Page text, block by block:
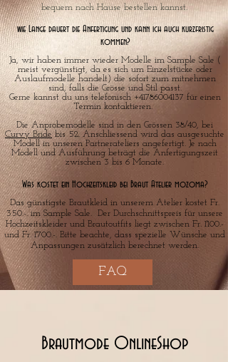
bequem nach Hause bestellen kannst.
wie Lange dauert die Anfertigung und kann ich auch kurzfristig
kommen?
Ja, wir haben immer wieder Modelle im Sample Sale (
meist vergünstigt, da es sich um Einzelstücke oder
Auslaufmodelle handelt) die sofort zum mitnehmen
sind, falls die Grösse und Stil passt.
Gerne kannst du uns telefonisch +41786004137 für einen
Termin kontaktieren.
Die Anprobemodelle sind in den Grössen 38/40, bei
Curvy Bridebis 52. Anschliessend wird das ausgesuchte
Modell in unseren Partnerateliers angefertigt. Je nach
Modell und Ausführung beträgt die Anfertigungszeit
zwischen 3 bis 6 Monate.
Was kostet ein Hochzeitskleid bei Braut Atelier mozoma?
Das günstigste Brautkleid in unserem Atelier kostet Fr.
350.-. im Sample Sale. Der Durchschnittspreis für unsere
Hochzeitskleider und Brautoutfits liegt zwischen Fr. 1'100.-
und Fr. 1'700.-. Bitte beachte, dass spezielle Wünsche und
Anpassungen zusätzlich berechnet werden.
FAQ
Brautmode OnlineShop